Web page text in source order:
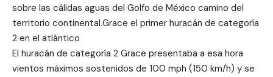
sobre las cálidas aguas del Golfo de México camino del
territorio continental.Grace el primer huracán de categoría
2 en el atlántico
El huracán de categoría 2 Grace presentaba a esa hora
vientos máximos sostenidos de 100 mph (150 km/h) y se